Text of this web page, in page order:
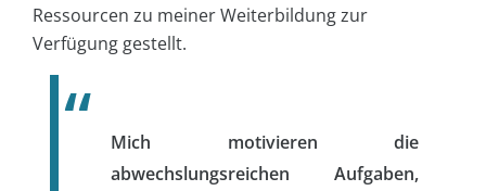
Ressourcen zu meiner Weiterbildung zur
Verfügung gestellt.
Mich motivieren die
abwechslungsreichen Aufgaben,